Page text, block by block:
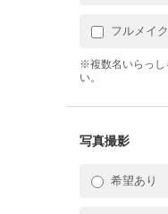
フルメイク
※複数名いらっし
い。
写真撮影
希望あり